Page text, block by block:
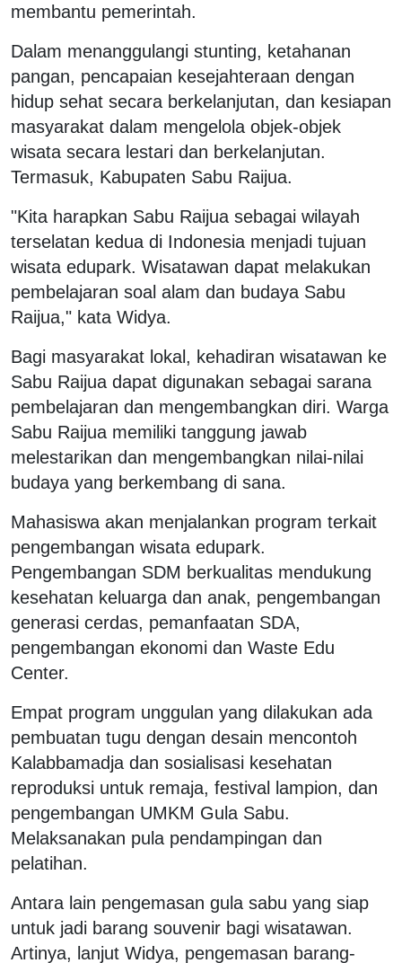
membantu pemerintah.
Dalam menanggulangi stunting, ketahanan
pangan, pencapaian kesejahteraan dengan
hidup sehat secara berkelanjutan, dan kesiapan
masyarakat dalam mengelola objek-objek
wisata secara lestari dan berkelanjutan.
Termasuk, Kabupaten Sabu Raijua.
"Kita harapkan Sabu Raijua sebagai wilayah
terselatan kedua di Indonesia menjadi tujuan
wisata edupark. Wisatawan dapat melakukan
pembelajaran soal alam dan budaya Sabu
Raijua," kata Widya.
Bagi masyarakat lokal, kehadiran wisatawan ke
Sabu Raijua dapat digunakan sebagai sarana
pembelajaran dan mengembangkan diri. Warga
Sabu Raijua memiliki tanggung jawab
melestarikan dan mengembangkan nilai-nilai
budaya yang berkembang di sana.
Mahasiswa akan menjalankan program terkait
pengembangan wisata edupark.
Pengembangan SDM berkualitas mendukung
kesehatan keluarga dan anak, pengembangan
generasi cerdas, pemanfaatan SDA,
pengembangan ekonomi dan Waste Edu
Center.
Empat program unggulan yang dilakukan ada
pembuatan tugu dengan desain mencontoh
Kalabbamadja dan sosialisasi kesehatan
reproduksi untuk remaja, festival lampion, dan
pengembangan UMKM Gula Sabu.
Melaksanakan pula pendampingan dan
pelatihan.
Antara lain pengemasan gula sabu yang siap
untuk jadi barang souvenir bagi wisatawan.
Artinya, lanjut Widya, pengemasan barang-